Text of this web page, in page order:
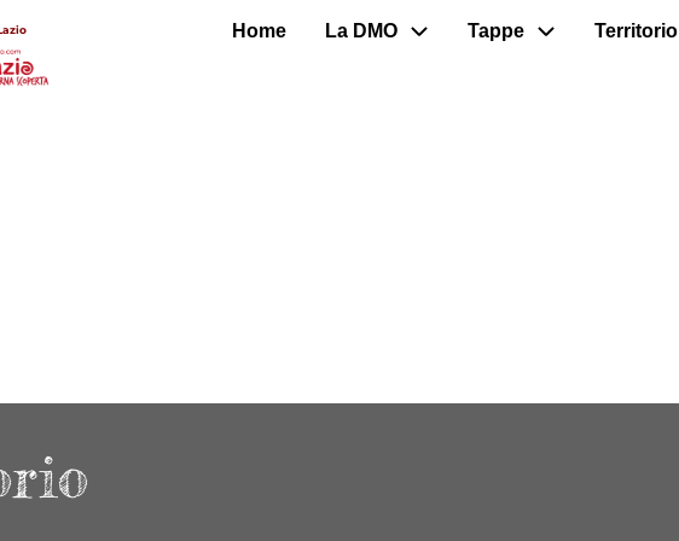
Home La DMO Tappe Territorio